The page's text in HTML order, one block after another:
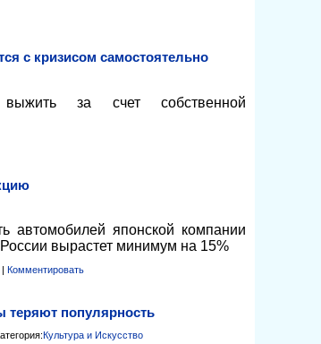
с кризисом самостоятельно
за счет собственной
автомобилей японской компании
вырастет минимум на 15%
| Комментировать
теряют популярность
Культура и Искусство